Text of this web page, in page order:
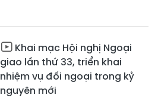
Khai mạc Hội nghị Ngoại
giao lần thứ 33, triển khai
nhiệm vụ đối ngoại trong kỷ
nguyên mới